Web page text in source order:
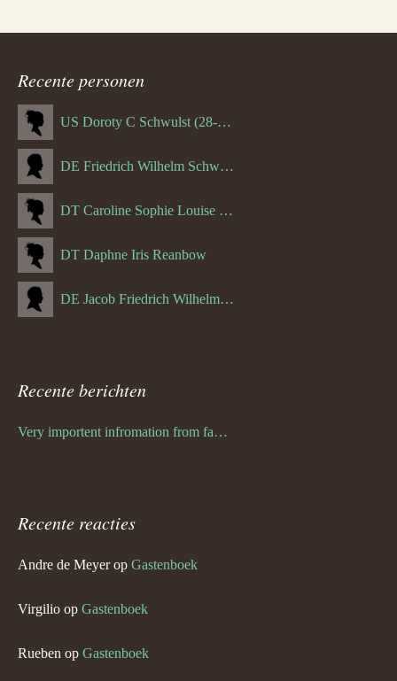
Recente personen
US Doroty C Schwulst (28-12-1919)
DE Friedrich Wilhelm Schwulst
DT Caroline Sophie Louise Schreuder born Schwulst (13-05-1866)
DT Daphne Iris Reanbow
DE Jacob Friedrich Wilhelm Hurth
Recente berichten
Very importent infromation from family Schwulst
Recente reacties
Andre de Meyerop Gastenboek
Virgilio op Gastenboek
Rueben op Gastenboek